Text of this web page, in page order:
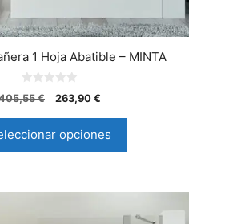
1 Hoja Abatible – MINTA
0
d
5
€ 263,90 €
opciones